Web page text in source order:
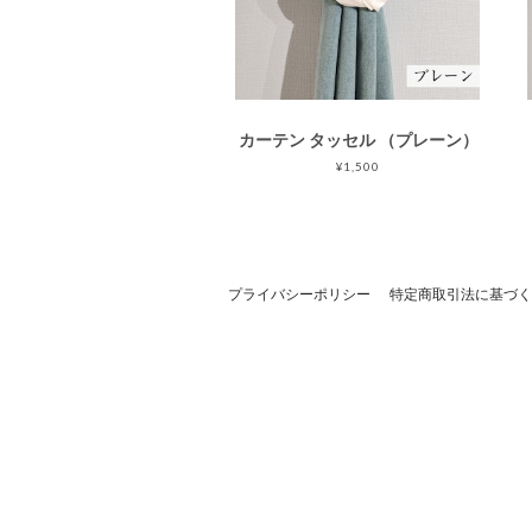
カーテン タッセル （プレーン）
¥1,500
プライバシーポリシー 特定商取引法に基づ